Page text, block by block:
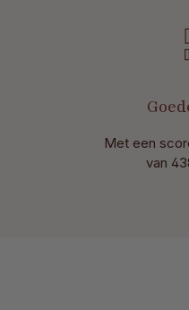
Met een
van